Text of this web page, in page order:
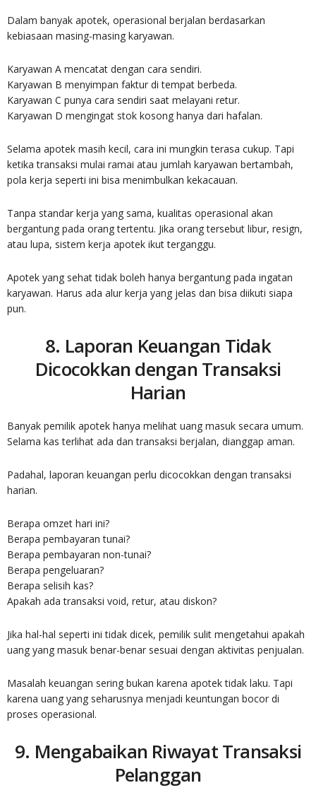
Dalam banyak apotek, operasional berjalan berdasarkan
kebiasaan masing-masing karyawan.
Karyawan A mencatat dengan cara sendiri.
Karyawan B menyimpan faktur di tempat berbeda.
Karyawan C punya cara sendiri saat melayani retur.
Karyawan D mengingat stok kosong hanya dari hafalan.
Selama apotek masih kecil, cara ini mungkin terasa cukup. Tapi
ketika transaksi mulai ramai atau jumlah karyawan bertambah,
pola kerja seperti ini bisa menimbulkan kekacauan.
Tanpa standar kerja yang sama, kualitas operasional akan
bergantung pada orang tertentu. Jika orang tersebut libur, resign,
atau lupa, sistem kerja apotek ikut terganggu.
Apotek yang sehat tidak boleh hanya bergantung pada ingatan
karyawan. Harus ada alur kerja yang jelas dan bisa diikuti siapa
pun.
8. Laporan Keuangan Tidak
Dicocokkan dengan Transaksi
Harian
Banyak pemilik apotek hanya melihat uang masuk secara umum.
Selama kas terlihat ada dan transaksi berjalan, dianggap aman.
Padahal, laporan keuangan perlu dicocokkan dengan transaksi
harian.
Berapa omzet hari ini?
Berapa pembayaran tunai?
Berapa pembayaran non-tunai?
Berapa pengeluaran?
Berapa selisih kas?
Apakah ada transaksi void, retur, atau diskon?
Jika hal-hal seperti ini tidak dicek, pemilik sulit mengetahui apakah
uang yang masuk benar-benar sesuai dengan aktivitas penjualan.
Masalah keuangan sering bukan karena apotek tidak laku. Tapi
karena uang yang seharusnya menjadi keuntungan bocor di
proses operasional.
9. Mengabaikan Riwayat Transaksi
Pelanggan